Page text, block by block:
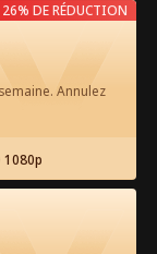
Annulez
1080p
26% DE RÉDUCTION